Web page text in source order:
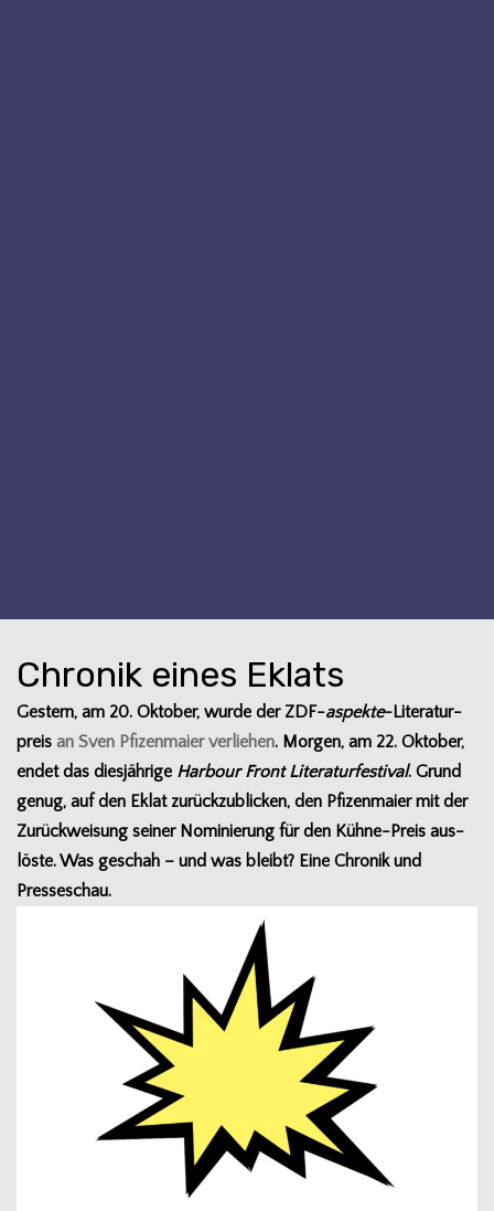
Chronik eines Eklats
Ges­tern, am 20. Okto­ber, wurde der ZDF-aspekte-Lite­ra­tur­
preis an Sven Pfi­zen­maier ver­lie­hen. Mor­gen, am 22. Okto­ber,
endet das dies­jäh­rige Har­bour Front Lite­ra­tur­fes­ti­val. Grund
genug, auf den Eklat zurück­zu­bli­cken, den Pfi­zen­maier mit der
Zurück­wei­sung sei­ner Nomi­nie­rung für den Kühne-Preis aus­
löste. Was geschah – und was bleibt? Eine Chro­nik und
Presseschau.